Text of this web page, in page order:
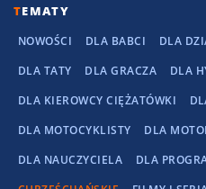
TEMATY
NOWOŚCI DLA BABCI DLA
DLA TATY
DLA GRACZA
DLA
DLA KIEROWCY CIĘŻATÓWKI
DLA MOTOCYKLISTY
DLA
DLA NAUCZYCIELA
DLA